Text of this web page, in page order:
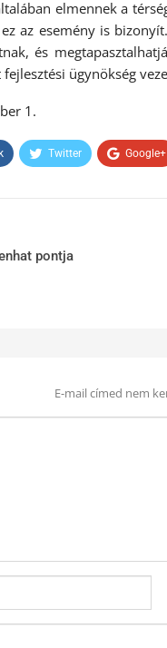
elmennek a
az esemény is
és
ügynökség
1.
Twitter Google+
pontja
E-mail címed nem